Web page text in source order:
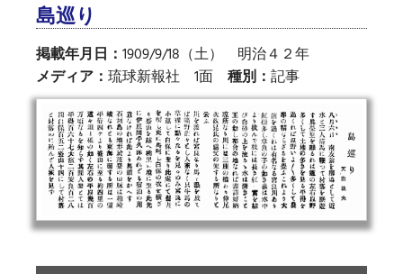
島巡り
掲載年月日： 1909/9/18（土） 明治４２年
メディア： 琉球新報社 1面 種別： 記事